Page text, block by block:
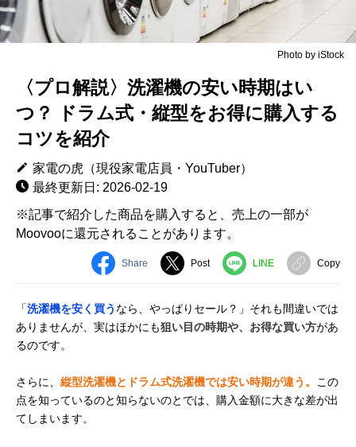
Photo by iStock
〈プロ解説〉洗濯機の安い時期はい
つ？ ドラム式・縦型をお得に購入する
コツを紹介
家電の虎（現役家電店員・YouTuber）
最終更新日: 2026-02-19
※記事で紹介した商品を購入すると、売上の一部が
Moovooに還元されることがあります。
Share Post LINE Copy
「洗濯機を安く買う なら、やっぱりセール？」それも間違いでは
ありませんが、実はほかにも狙い目の時期や、お得な買い方があ
るのです。
さらに、 縦型洗濯機とドラム式洗濯機では安い時期が違う。
この
点を知っているのと知らないのとでは、購入金額に大きな差が出
てしまいます。